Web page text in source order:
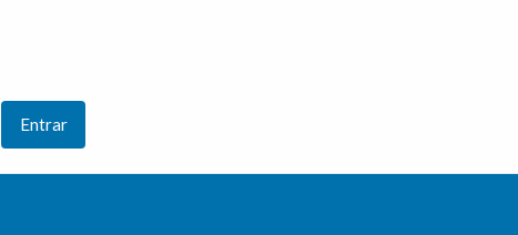
Entrar